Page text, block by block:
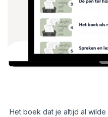
Het boek dat je altijd al